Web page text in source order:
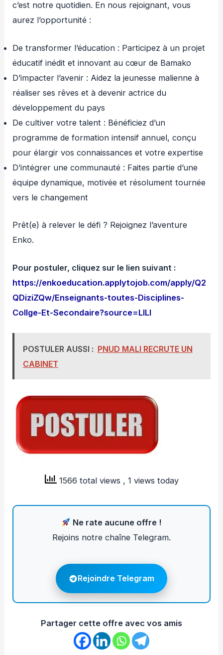
c’est notre quotidien. En nous rejoignant, vous
aurez l’opportunité :
De transformer l’éducation : Participez à un projet
éducatif inédit et innovant au cœur de Bamako
D’impacter l’avenir : Aidez la jeunesse malienne à
réaliser ses rêves et à devenir actrice du
développement du pays
De cultiver votre talent : Bénéficiez d’un
programme de formation intensif annuel, conçu
pour élargir vos connaissances et votre expertise
D’intégrer une communauté : Faites partie d’une
équipe dynamique, motivée et résolument tournée
vers le changement
Prêt(e) à relever le défi ? Rejoignez l’aventure
Enko.
Pour postuler, cliquez sur le lien suivant :
https://enkoeducation.applytojob.com/apply/Q2
QDiziZQw/Enseignants-toutes-Disciplines-
Collge-Et-Secondaire?source=LILI
POSTULER AUSSI : PNUD MALI RECRUTE UN
CABINET
1566 total views , 1 views today
Ne rate aucune offre !
Rejoins notre chaîne Telegram.
Rejoindre Telegram
Partager cette offre avec vos amis